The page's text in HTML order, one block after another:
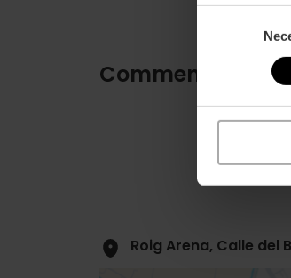
Comment s'y
Roig Arena, Calle del